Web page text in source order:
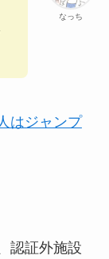
なっち
はジャンプ
認証外施設